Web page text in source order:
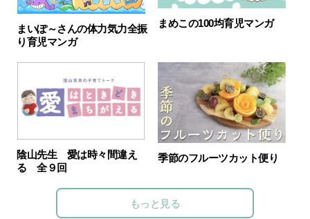
まいぽ～さんの体力気力全振
り育児マンガ
まめこの100均育児マンガ
陰山先生 愛は時々間違え
る 全９回
季節のフルーツカット便り
もっと見る